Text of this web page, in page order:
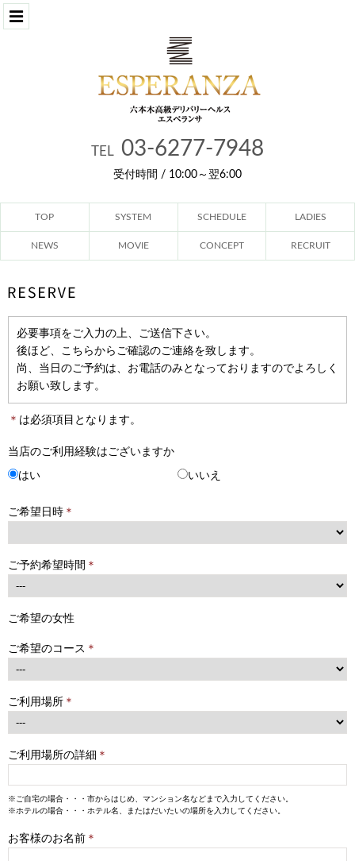
TEL 03-6277-7948
受付時間 / 10:00～翌6:00
TOP SYSTEM SCHEDULE LADIES
NEWS MOVIE CONCEPT RECRUIT
必要事項をご入力の上、ご送信下さい。
後ほど、こちらからご確認のご連絡を致します。
尚、当日のご予約は、お電話のみとなっておりますのでよろしく
お願い致します。
＊ は必須項目となります。
当店のご利用経験はございますか
はい いいえ
ご希望日時 ＊
ご予約希望時間 ＊
ご希望の女性
ご希望のコース ＊
ご利用場所 ＊
ご利用場所の詳細 ＊
※ご自宅の場合・・・市からはじめ、マンション名などまで入力してください。
※ホテルの場合・・・ホテル名、またはだいたいの場所を入力してください。
お客様のお名前 ＊